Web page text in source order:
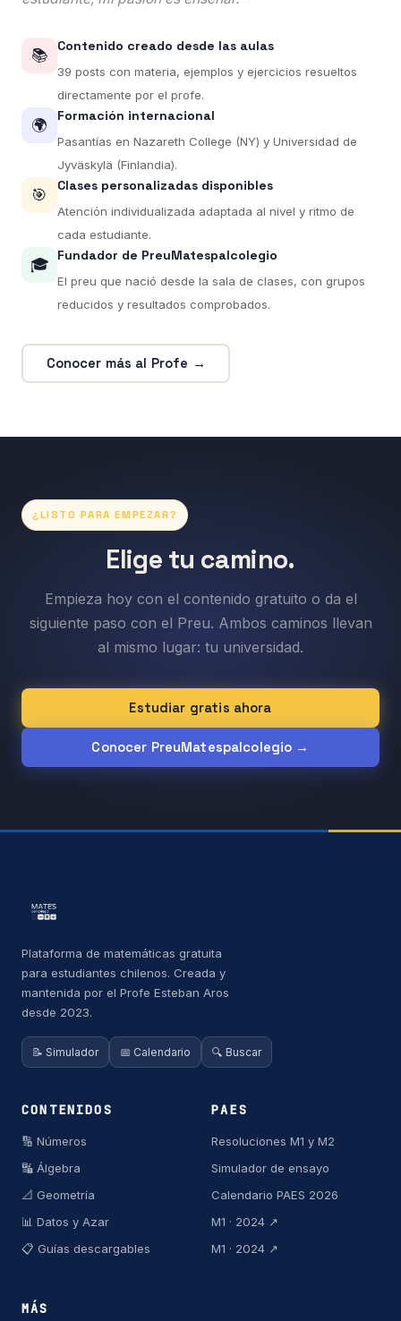
📚
Contenido creado desde las aulas
39 posts con materia, ejemplos y ejercicios resueltos
directamente por el profe.
🌍
Formación internacional
Pasantías en Nazareth College (NY) y Universidad de
Jyväskylä (Finlandia).
🎯
Clases personalizadas disponibles
Atención individualizada adaptada al nivel y ritmo de
cada estudiante.
🎓
Fundador de PreuMatespalcolegio
El preu que nació desde la sala de clases, con grupos
reducidos y resultados comprobados.
Conocer más al Profe →
¿LISTO PARA EMPEZAR?
Elige tu camino.
Empieza hoy con el contenido gratuito o da el
siguiente paso con el Preu. Ambos caminos llevan
al mismo lugar: tu universidad.
Estudiar gratis ahora
Conocer PreuMatespalcolegio →
Plataforma de matemáticas gratuita
para estudiantes chilenos. Creada y
mantenida por el Profe Esteban Aros
desde 2023.
📝 Simulador 📅 Calendario 🔍 Buscar
CONTENIDOS
🔢 Números
🔣 Álgebra
📐 Geometría
📊 Datos y Azar
📋 Guías descargables
PAES
Resoluciones M1 y M2
Simulador de ensayo
Calendario PAES 2026
M1 · 2024 ↗
M1 · 2024 ↗
MÁS